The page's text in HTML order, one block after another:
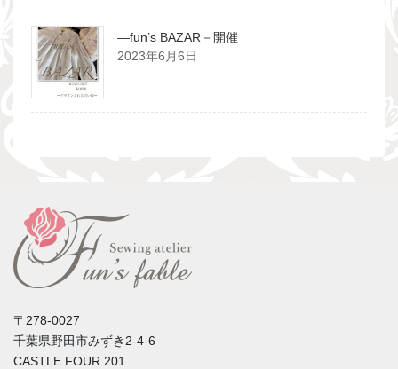
―fun’s BAZAR－開催
2023年6月6日
〒278-0027
千葉県野田市みずき2-4-6
CASTLE FOUR 201